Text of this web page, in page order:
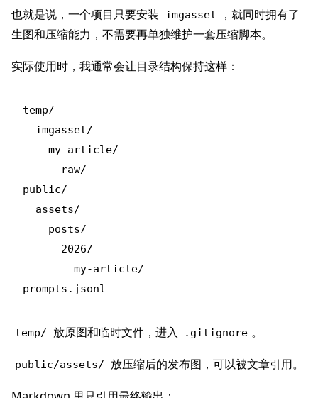
也就是说，一个项目只要安装 imgasset
，就同时拥有了
生图和压缩能力，不需要再单独维护一套压缩脚本。
实际使用时，我通常会让目录结构保持这样：
temp/
  imgasset/
    my-article/
      raw/
public/
  assets/
    posts/
      2026/
        my-article/
temp/ 放原图和临时文件，进入 .gitignore 。
public/assets/ 放压缩后的发布图，可以被文章引用。